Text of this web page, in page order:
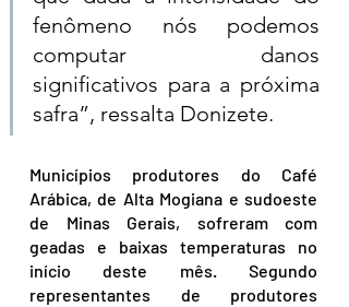
fenômeno nós podemos
computar danos
significativos para a próxima
safra”, ressalta Donizete.
Municípios produtores do Café
Arábica, de Alta Mogiana e sudoeste
de Minas Gerais, sofreram com
geadas e baixas temperaturas no
início deste mês. Segundo
representantes de produtores